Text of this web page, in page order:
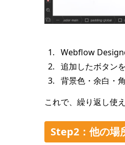
Webflow
追加したボタン
背景色・余白・
これで、繰り返し使
Step2：他の場